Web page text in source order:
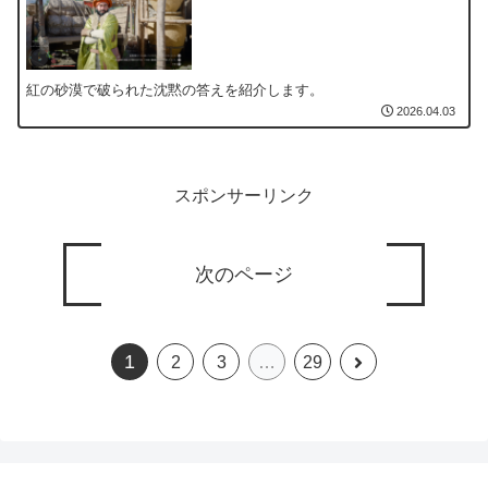
紅の砂漠で破られた沈黙の答えを紹介します。
2026.04.03
スポンサーリンク
次のページ
1 2 3 … 29
次